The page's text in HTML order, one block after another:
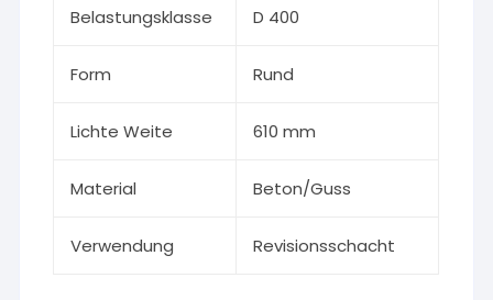
Belastungsklasse D 400
Form Rund
Lichte Weite 610 mm
Material Beton/Guss
Verwendung Revisionsschacht